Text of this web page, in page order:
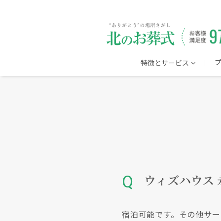
特徴とサービス
ウィズハウス
宿泊可能です。その他サ